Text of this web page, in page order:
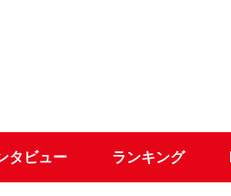
タビュー ランキング